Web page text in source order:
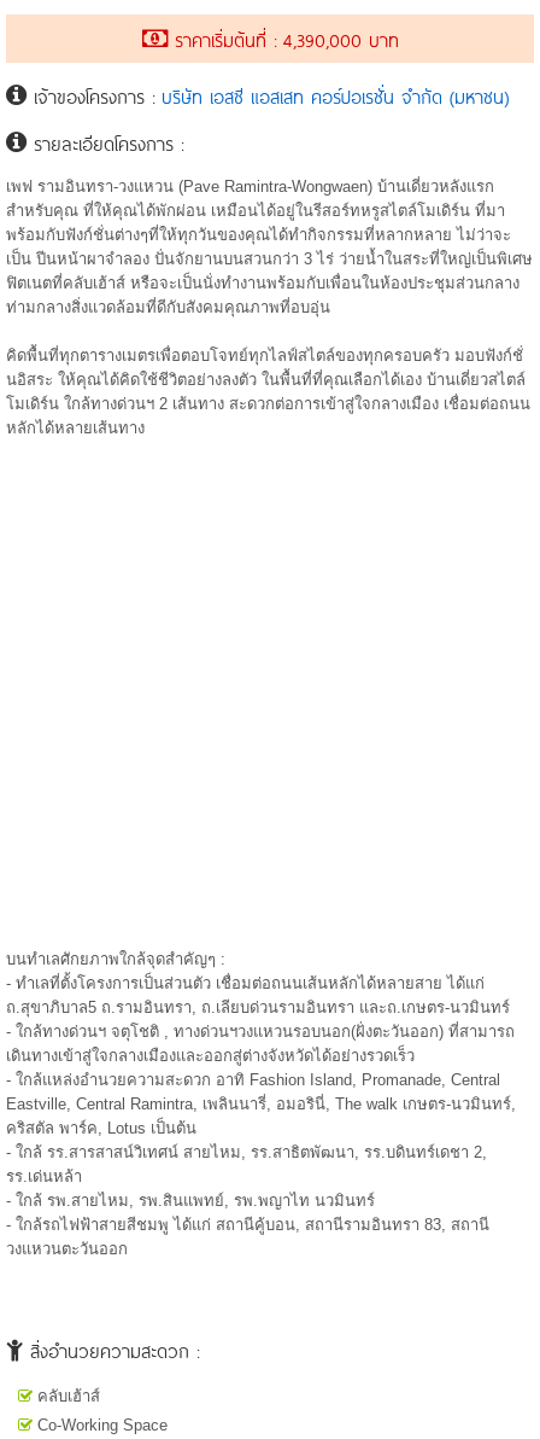
ราคาเริ่มต้นที่ : 4,390,000 บาท
เจ้าของโครงการ : บริษัท เอสซี แอสเสท คอร์ปอเรชั่น จำกัด (มหาชน)
รายละเอียดโครงการ :
เพฟ รามอินทรา-วงแหวน (Pave Ramintra-Wongwaen) บ้านเดี่ยวหลังแรก
สำหรับคุณ ที่ให้คุณได้พักผ่อน เหมือนได้อยู่ในรีสอร์ทหรูสไตล์โมเดิร์น ที่มา
พร้อมกับฟังก์ชั่นต่างๆที่ให้ทุกวันของคุณได้ทำกิจกรรมที่หลากหลาย ไม่ว่าจะ
เป็น ปีนหน้าผาจำลอง ปั่นจักยานบนสวนกว่า 3 ไร่ ว่ายน้ำในสระที่ใหญ่เป็นพิเศษ
ฟิตเนตที่คลับเฮ้าส์ หรือจะเป็นนั่งทำงานพร้อมกับเพื่อนในห้องประชุมส่วนกลาง
ท่ามกลางสิ่งแวดล้อมที่ดีกับสังคมคุณภาพที่อบอุ่น
คิดพื้นที่ทุกตารางเมตรเพื่อตอบโจทย์ทุกไลฟ์สไตล์ของทุกครอบครัว มอบฟังก์ชั่
นอิสระ ให้คุณได้คิดใช้ชีวิตอย่างลงตัว ในพื้นที่ที่คุณเลือกได้เอง บ้านเดี่ยวสไตล์
โมเดิร์น ใกล้ทางด่วนฯ 2 เส้นทาง สะดวกต่อการเข้าสู่ใจกลางเมือง เชื่อมต่อถนน
หลักได้หลายเส้นทาง
บนทำเลศักยภาพใกล้จุดสำคัญๆ :
- ทำเลที่ตั้งโครงการเป็นส่วนตัว เชื่อมต่อถนนเส้นหลักได้หลายสาย ได้แก่
ถ.สุขาภิบาล5 ถ.รามอินทรา, ถ.เลียบด่วนรามอินทรา และถ.เกษตร-นวมินทร์
- ใกล้ทางด่วนฯ จตุโชติ , ทางด่วนฯวงแหวนรอบนอก(ฝั่งตะวันออก) ที่สามารถ
เดินทางเข้าสู่ใจกลางเมืองและออกสู่ต่างจังหวัดได้อย่างรวดเร็ว
- ใกล้แหล่งอำนวยความสะดวก อาทิ Fashion Island, Promanade, Central
Eastville, Central Ramintra, เพลินนารี่, อมอรินี่, The walk เกษตร-นวมินทร์,
คริสตัล พาร์ค, Lotus เป็นต้น
- ใกล้ รร.สารสาสน์วิเทศน์ สายไหม, รร.สาธิตพัฒนา, รร.บดินทร์เดชา 2,
รร.เด่นหล้า
- ใกล้ รพ.สายไหม, รพ.สินแพทย์, รพ.พญาไท นวมินทร์
- ใกล้รถไฟฟ้าสายสีชมพู ได้แก่ สถานีคู้บอน, สถานีรามอินทรา 83, สถานี
วงแหวนตะวันออก
สิ่งอำนวยความสะดวก :
คลับเฮ้าส์
Co-Working Space